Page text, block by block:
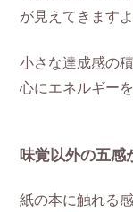
が見えてきますよ
小さな達成感の
心にエネルギー
味覚以外の五感
紙の本に触れる